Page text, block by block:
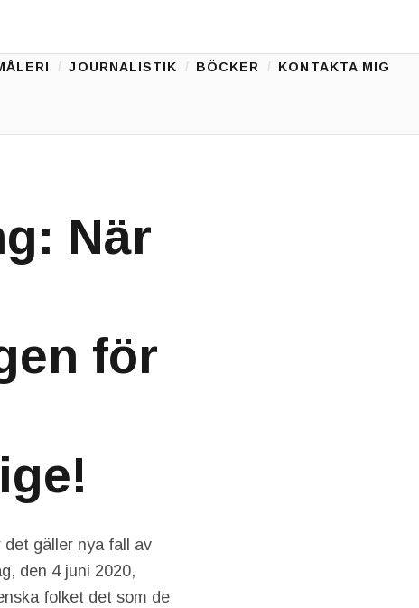
JOURNALISTIK BÖCKER KONTAKTA MIG
När
för
det gäller nya fall av
den 4 juni 2020,
folket det som de